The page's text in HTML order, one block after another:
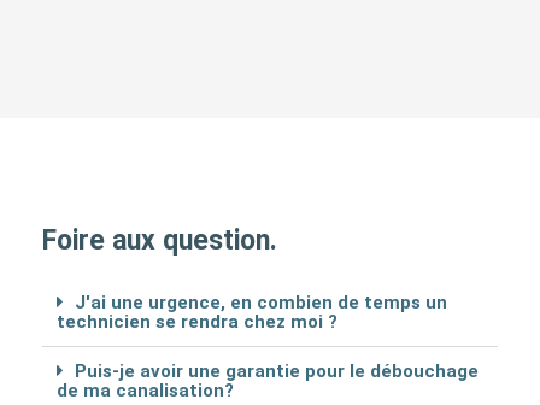
Foire aux question.
J'ai une urgence, en combien de temps un
technicien se rendra chez moi ?
Puis-je avoir une garantie pour le débouchage
de ma canalisation?